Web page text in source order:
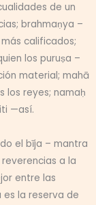
de un
brahmaṇya –
calificados;
los puruṣa –
material; mahā
los reyes; namaḥ
—así.
el bīja – mantra
a la
entre las
es la reserva de